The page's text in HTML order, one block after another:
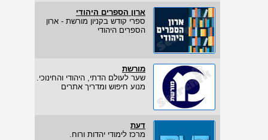
ארון הספרים היהודי
ספרי קודש בקניון מורשת - ארון
הספרים היהודי
מורשת
שער לעולם הדתי, היהודי והחינוכי.
מנוע חיפוש ומדריך אתרים
דעת
מרכז לימודי יהדות ורוח.